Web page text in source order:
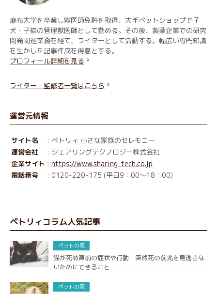
麻布大学を卒業し獣医師免許を取得、大手ペットショップで子
犬・子猫の管理獣医師として勤める。その後、製薬企業での研究
開発関連業務を経て、ライターとして活動する。幅広い専門知識
を生かした記事作成を得意とする。
プロフィール詳細を見る
ライター・監修者一覧はこちら
運営元情報
サイト名
: ペトリィ 小さな家族のセレモニー
運営会社
: シェアリングテクノロジー株式会社
企業サイト : https://www.sharing-tech.co.jp
電話番号
: 0120-220-175 (平日9：00～18：00)
ペトリィコラム人気記事
ペットの死
猫が死ぬ直前の症状や行動｜突然死の前兆を見逃さな
いためにできること
ペットの死